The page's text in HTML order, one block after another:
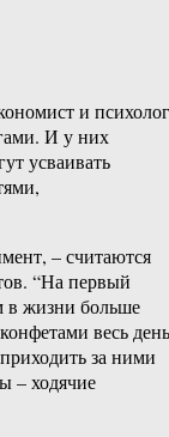
и
И у них
усваивать
– считаются
“На первый
в жизни больше
весь день
за ними
– ходячие